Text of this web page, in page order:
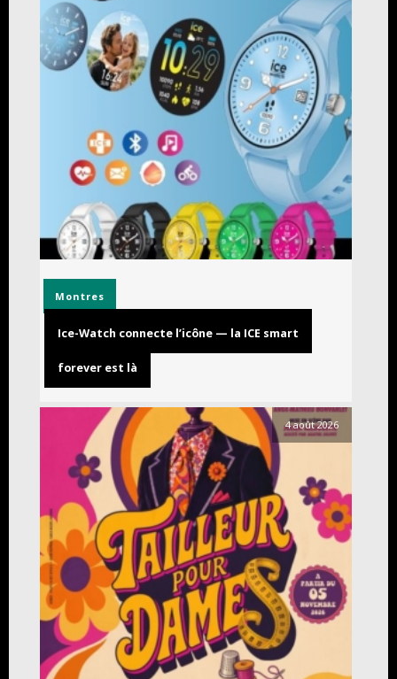
Montres
Ice-Watch connecte l’icône — la ICE smart
forever est là
4 août 2026